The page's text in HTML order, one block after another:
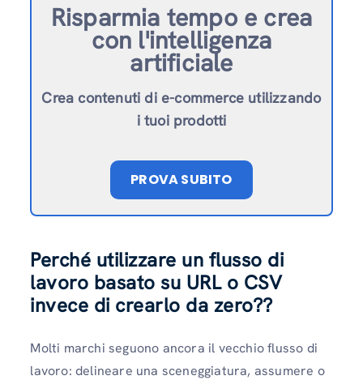
Risparmia tempo e crea
con l'intelligenza
artificiale
Crea contenuti di e-commerce utilizzando
i tuoi prodotti
PROVA SUBITO
Perché utilizzare un flusso di
lavoro basato su URL o CSV
invece di crearlo da zero??
Molti marchi seguono ancora il vecchio flusso di
lavoro: delineare una sceneggiatura, assumere o